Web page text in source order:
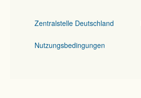
Zentralstelle Deutschland
Nutzungsbedingungen